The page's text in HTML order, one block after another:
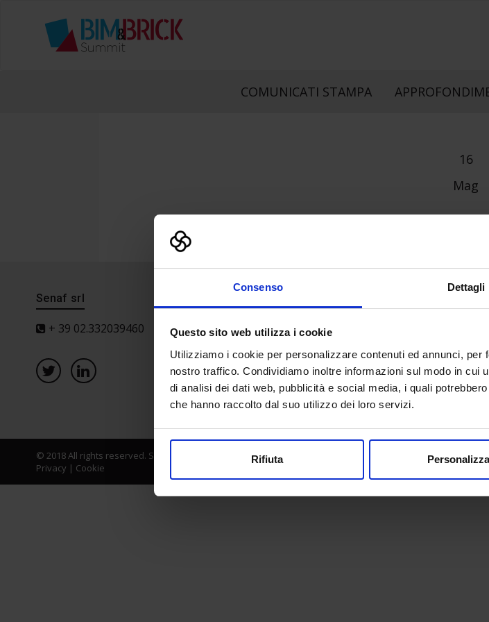
Consenso Dettagli
Questo sito web utilizza i cookie
Utilizziamo i cookie per personalizzare contenuti ed annunci,
nostro traffico. Condividiamo inoltre informazioni sul modo in
di analisi dei dati web, pubblicità e social media, i quali
che hanno raccolto dal suo utilizzo dei loro servizi.
Rifiuta Personalizza
COMUNICATI STAMPA
16
Mag
Senaf srl
+ 39 02.332039460
© 2018 All rights reserved. Senaf srl - Gruppo Tecniche Nuove Spa - P.IVA 06382730155 - C.F. 02213830371
Privacy | Cookie